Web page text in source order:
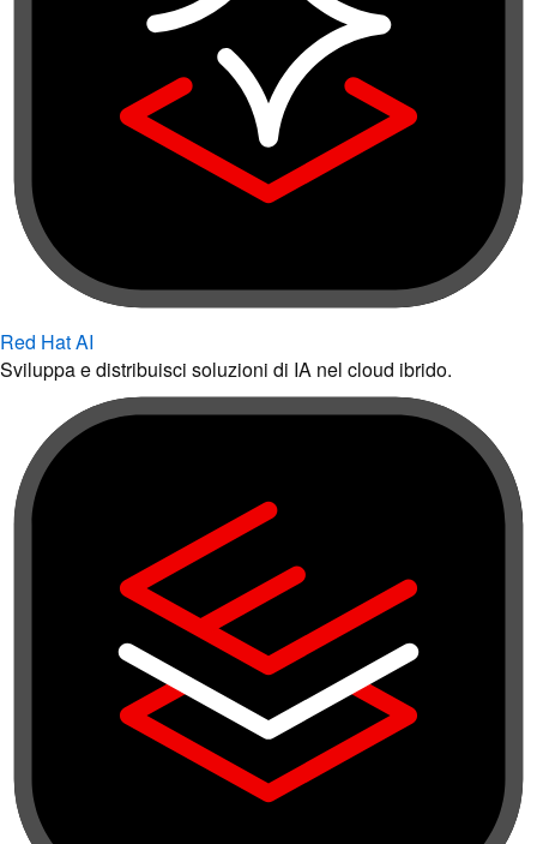
Red Hat AI
Sviluppa e distribuisci soluzioni di IA nel cloud ibrido.